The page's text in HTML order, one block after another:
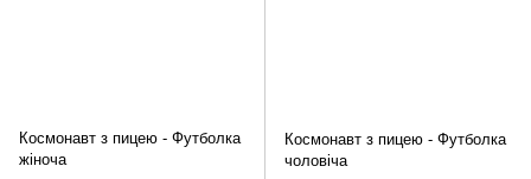
Космонавт з пицею - Футболка
жіноча
Космонавт з пицею - Футболка
чоловіча